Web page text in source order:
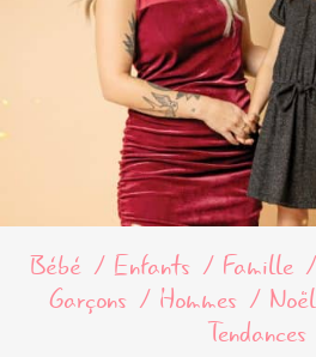
Bébé Enfants Famille
Garçons
Hommes Noël
Tendances